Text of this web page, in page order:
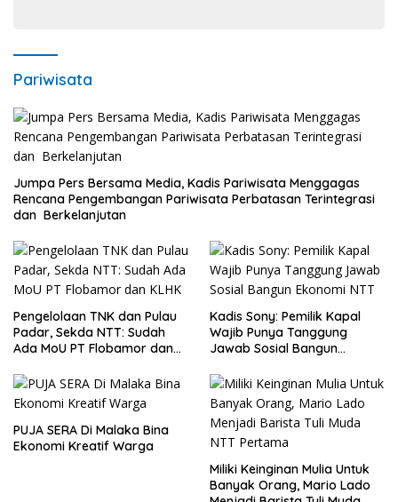
Pariwisata
Jumpa Pers Bersama Media, Kadis Pariwisata Menggagas
Rencana Pengembangan Pariwisata Perbatasan Terintegrasi
dan Berkelanjutan
Pengelolaan TNK dan Pulau
Padar, Sekda NTT: Sudah
Ada MoU PT Flobamor dan
Kadis Sony: Pemilik Kapal
Wajib Punya Tanggung
Jawab Sosial Bangun
PUJA SERA Di Malaka Bina
Ekonomi Kreatif Warga
Miliki Keinginan Mulia Untuk
Banyak Orang, Mario Lado